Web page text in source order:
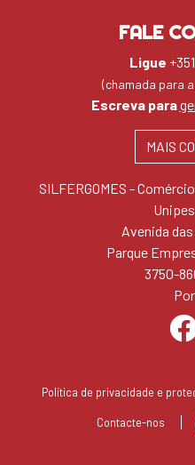
FALE
Ligue
(chamada para
Escreva para
MAIS
SILFERGOMES -
Avenida
Parque
3750-
Política de privacidade e
Contacte-nos